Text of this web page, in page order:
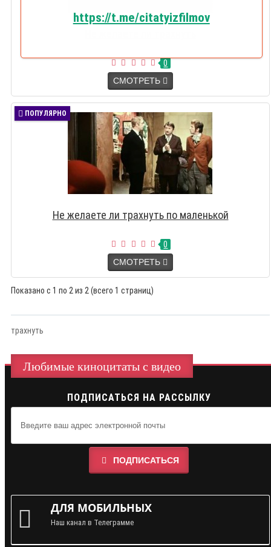
0
СМОТРЕТЬ
ПОПУЛЯРНО
Не желаете ли трахнуть по маленькой
0
СМОТРЕТЬ
Показано с 1 по 2 из 2 (всего 1 страниц)
трахнуть
Любимые киноцитаты с видео
ПОДПИСАТЬСЯ НА РАССЫЛКУ
ПОДПИСАТЬСЯ
ДЛЯ МОБИЛЬНЫХ
Наш канал в Телеграмме
https://t.me/citatyizfilmov